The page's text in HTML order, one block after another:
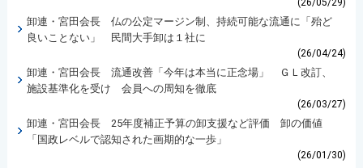
(26/05/29)
卸連・宮田会長 仏の公定マージン制、持続可能な流通に「殆ど
良いことない」 民間大手卸は１社に
(26/04/24)
卸連・宮田会長 流通改善「今年は本当に正念場」 ＧＬ改訂、
施設基準化を受け 会員への周知を徹底
(26/03/27)
卸連・宮田会長 25年度補正予算の卸支援など評価 卸の価値
「国政レベルで認知された画期的な一歩」
(26/01/30)